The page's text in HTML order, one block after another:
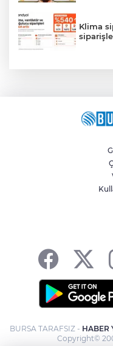
Klima
BURSA TARAFSIZ - HABER
Copyright©